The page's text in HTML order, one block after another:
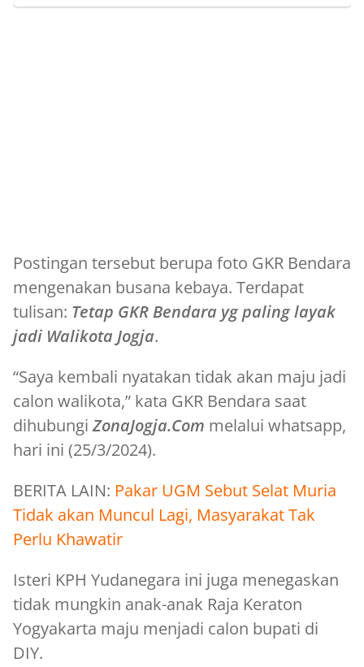
Postingan tersebut berupa foto GKR Bendara
mengenakan busana kebaya. Terdapat
tulisan: Tetap GKR Bendara yg paling layak
jadi Walikota Jogja.
“Saya kembali nyatakan tidak akan maju jadi
calon walikota,” kata GKR Bendara saat
dihubungiZonaJogja.Com melalui whatsapp,
hari ini (25/3/2024).
BERITA LAIN: Pakar UGM Sebut Selat Muria
Tidak akan Muncul Lagi, Masyarakat Tak
Perlu Khawatir
Isteri KPH Yudanegara ini juga menegaskan
tidak mungkin anak-anak Raja Keraton
Yogyakarta maju menjadi calon bupati di
DIY.